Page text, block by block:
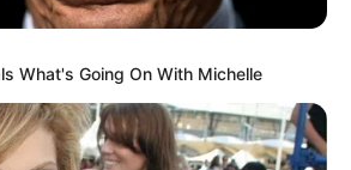
What's Going On With Michelle